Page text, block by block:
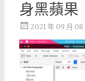
身黑蘋果
2021 年 09 月 08